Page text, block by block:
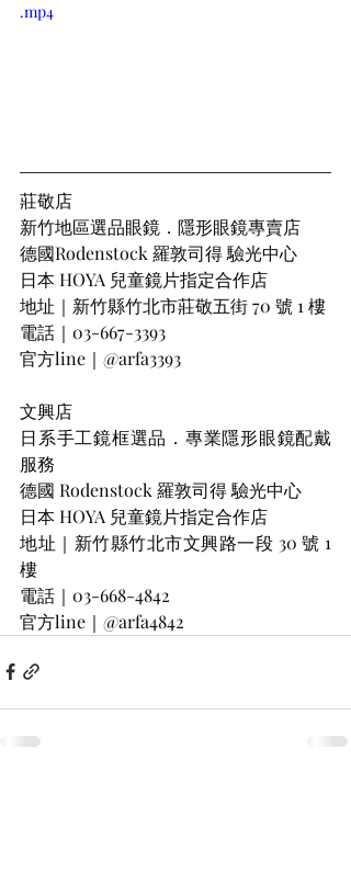
.mp4
莊敬店
新竹地區選品眼鏡．隱形眼鏡專賣店
德國Rodenstock 羅敦司得 驗光中心
日本 HOYA 兒童鏡片指定合作店
地址｜新竹縣竹北市莊敬五街 70 號 1 樓
電話｜03-667-3393
官方line｜@arfa3393
文興店
日系手工鏡框選品．專業隱形眼鏡配戴
服務
德國 Rodenstock 羅敦司得 驗光中心
日本 HOYA 兒童鏡片指定合作店
地址｜新竹縣竹北市文興路一段 30 號 1
樓
電話｜03-668-4842
官方line｜@arfa4842